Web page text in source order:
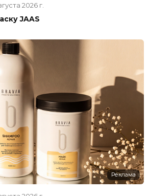
2026 г.
JAAS
Реклама